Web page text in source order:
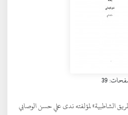
39
الشاطبية» لمؤلفته ندى علي حسن الوصابي